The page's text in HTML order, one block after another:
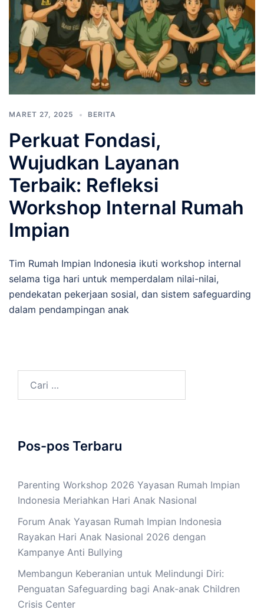
MARET 27, 2025 BERITA
Perkuat Fondasi,
Wujudkan Layanan
Terbaik: Refleksi
Workshop Internal Rumah
Impian
Tim Rumah Impian Indonesia ikuti workshop internal
selama tiga hari untuk memperdalam nilai-nilai,
pendekatan pekerjaan sosial, dan sistem safeguarding
dalam pendampingan anak
untuk:
Pos-pos Terbaru
Parenting Workshop 2026 Yayasan Rumah Impian
Indonesia Meriahkan Hari Anak Nasional
Forum Anak Yayasan Rumah Impian Indonesia
Rayakan Hari Anak Nasional 2026 dengan
Kampanye Anti Bullying
Membangun Keberanian untuk Melindungi Diri:
Penguatan Safeguarding bagi Anak-anak Children
Crisis Center